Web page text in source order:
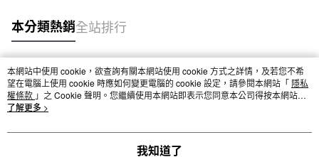
本分類熱銷全站排行
熱門標籤
本網站中使用 cookie，欲查詢有關本網站使用 cookie 方式之詳情，及若您不希
望在電腦上使用 cookie 時應如何變更電腦的 cookie 設定，請參閱本網站「 隱私
權條款 」之 Cookie 聲明。您繼續使用本網站即表示您同意本公司得按本網站使
用條款之 Cookie 聲明使用 cookie。
了解更多 >
我知道了